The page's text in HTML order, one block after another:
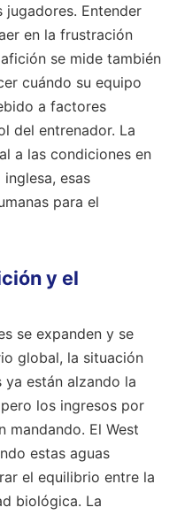
jugadores. Entender
en la frustración
se mide también
cuándo su equipo
a factores
del entrenador. La
a las condiciones en
esas
para el
y el
se expanden y se
global, la situación
ya están alzando la
los ingresos por
mandando. El West
estas aguas
el equilibrio entre la
biológica. La